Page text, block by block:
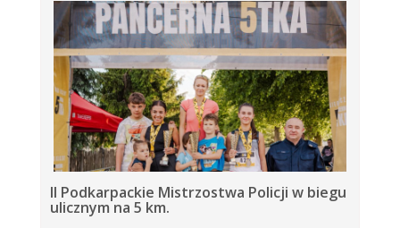
II Podkarpackie Mistrzostwa Policji w biegu
ulicznym na 5 km.